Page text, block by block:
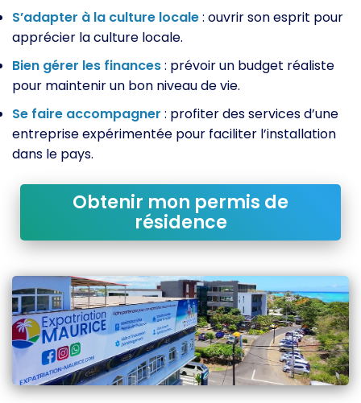
S’adapter à la culture locale: ouvrir son esprit pour
apprécier la culture locale.
Bien gérer les finances: prévoir un budget réaliste
pour maintenir un bon niveau de vie.
Se faire accompagner : profiter des services d’une
entreprise expérimentée pour faciliter l’installation
dans le pays.
Obtenir mon permis de
résidence